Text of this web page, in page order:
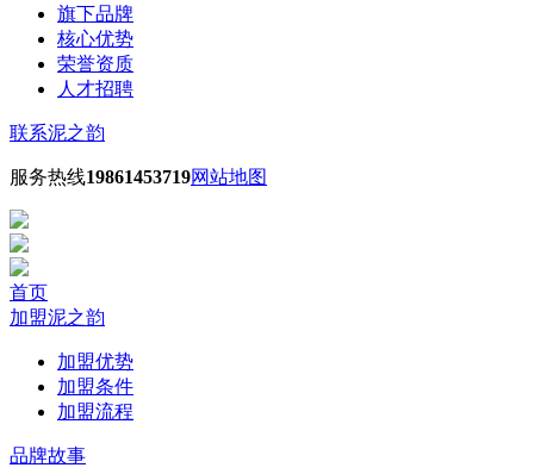
旗下品牌
核心优势
荣誉资质
人才招聘
联系泥之韵
服务热线19861453719网站地图
首页
加盟泥之韵
加盟优势
加盟条件
加盟流程
品牌故事